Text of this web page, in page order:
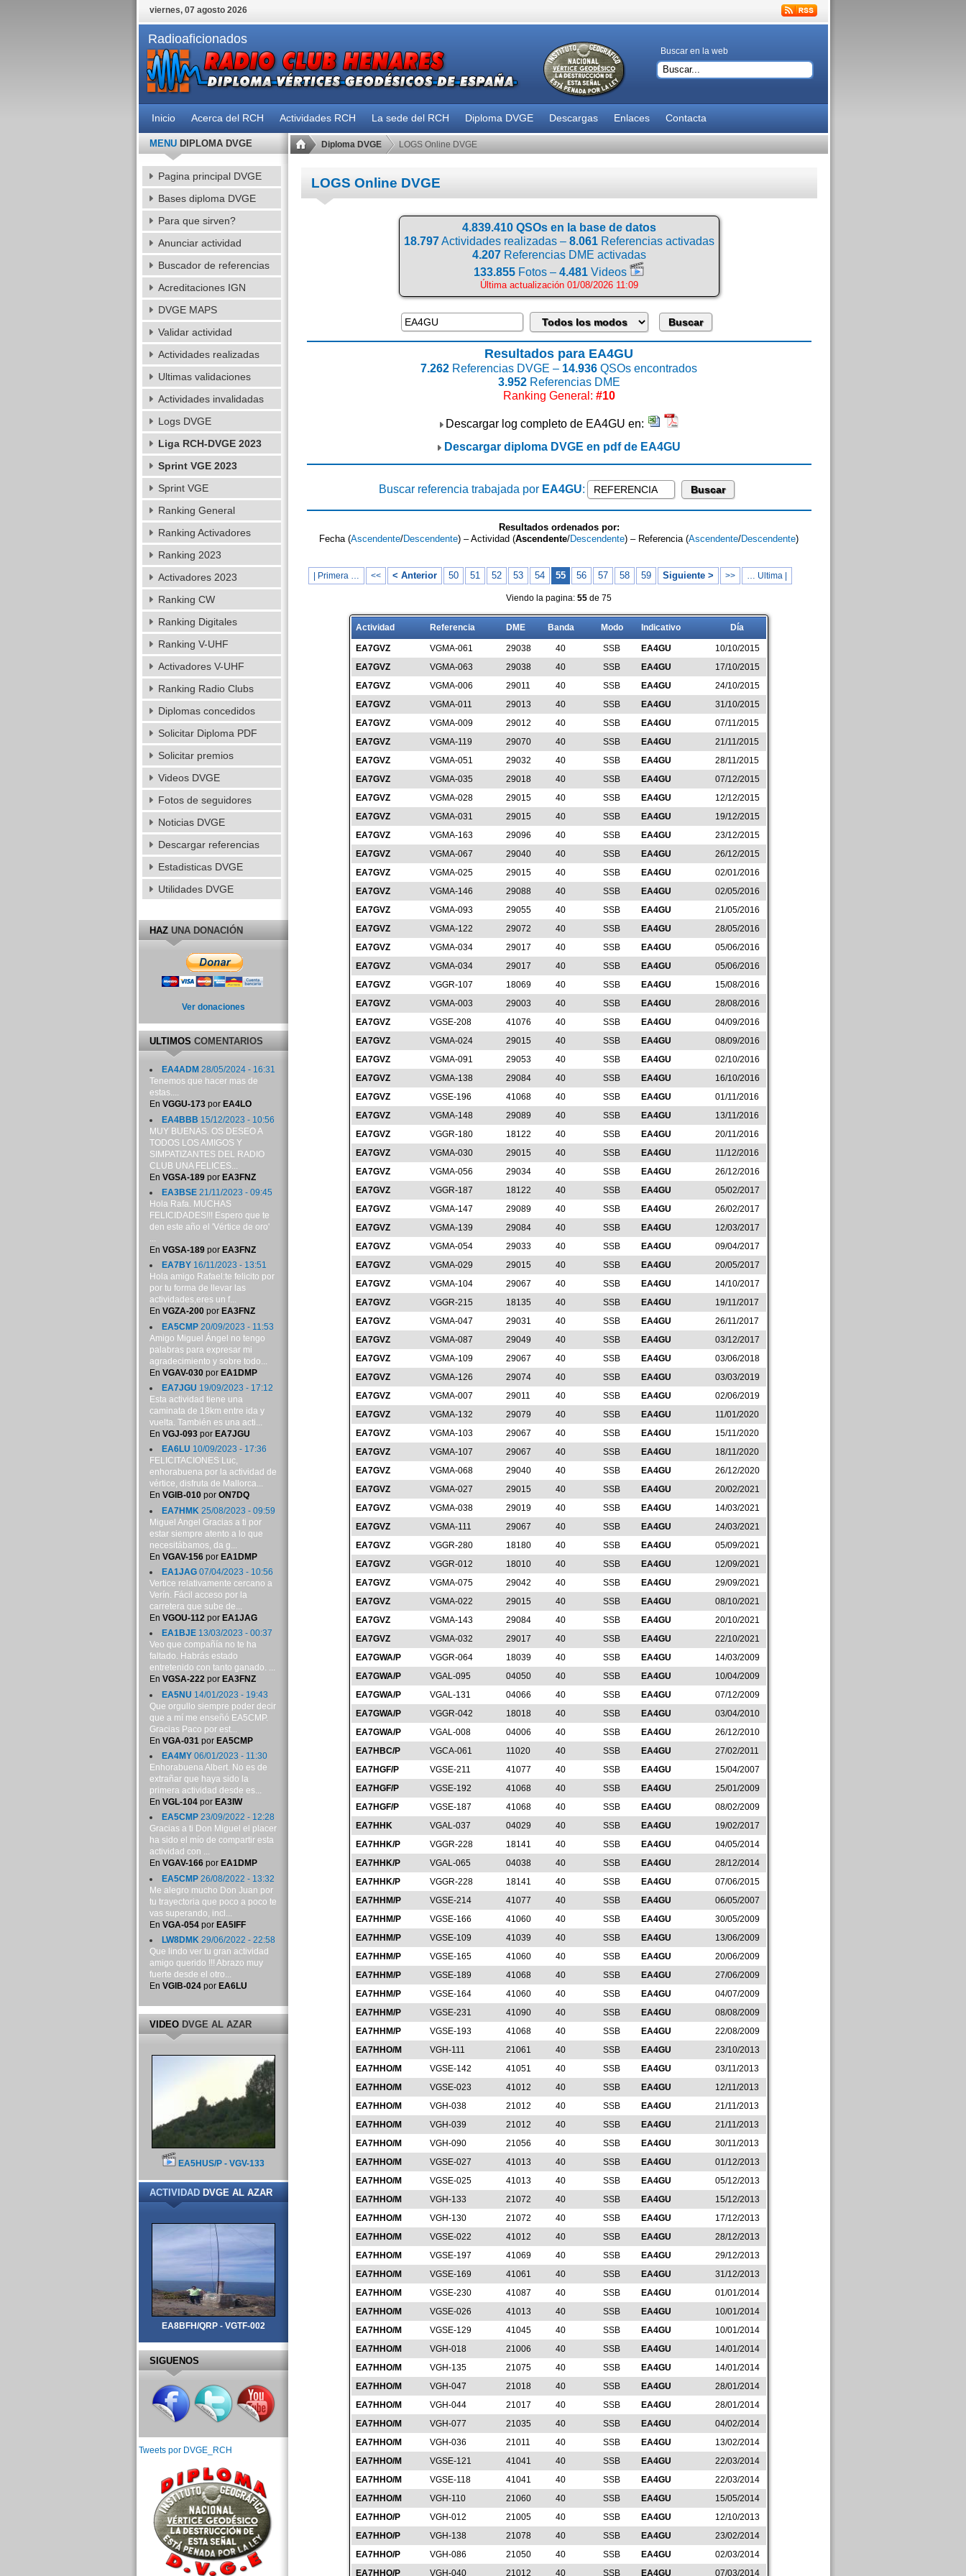
viernes, 07 agosto 2026
Radioaficionados
Buscar en la web
Inicio Acerca del RCH Actividades RCH La sede del RCH Diploma DVGE Descargas Enlaces Contacta
Diploma DVGE LOGS Online DVGE
LOGS Online DVGE
4.839.410 QSOs en la base de datos
18.797Actividades realizadas – 8.061Referencias activadas
4.207Referencias DME activadas
133.855 Fotos – 4.481 Videos
Última actualización 01/08/2026 11:09
Resultados para EA4GU
7.262 Referencias DVGE – 14.936 QSOs encontrados
3.952Referencias DME
Ranking General: #10
Descargar log completo de EA4GU en:
Descargar diploma DVGE en pdf de EA4GU
Buscar referencia trabajada por EA4GU:
Resultados ordenados por:
Fecha (Ascendente/Descendente) – Actividad (Ascendente/Descendente) – Referencia (Ascendente/Descendente)
| Primera … << < Anterior 50 51 52 53 54 55 56 57 58 59 Siguiente > >> … Ultima |
Viendo la pagina: 55 de 75
Actividad Referencia DME Banda Modo Indicativo Día
EA7GVZ VGMA-061 29038 40 SSB EA4GU
10/10/2015
EA7GVZ
VGMA-063 29038 40 SSB EA4GU
17/10/2015
EA7GVZ
VGMA-006 29011 40 SSB EA4GU
24/10/2015
EA7GVZ
VGMA-011 29013 40 SSB EA4GU
31/10/2015
EA7GVZ
VGMA-009 29012 40 SSB EA4GU
07/11/2015
EA7GVZ
VGMA-119 29070 40 SSB EA4GU
21/11/2015
EA7GVZ
VGMA-051 29032 40 SSB EA4GU
28/11/2015
EA7GVZ
VGMA-035 29018 40 SSB EA4GU
07/12/2015
EA7GVZ
VGMA-028 29015 40 SSB EA4GU
12/12/2015
EA7GVZ
VGMA-031 29015 40 SSB EA4GU
19/12/2015
EA7GVZ
VGMA-163 29096 40 SSB EA4GU
23/12/2015
EA7GVZ
VGMA-067 29040 40 SSB EA4GU
26/12/2015
EA7GVZ
VGMA-025 29015 40 SSB EA4GU
02/01/2016
EA7GVZ
VGMA-146 29088 40 SSB EA4GU
02/05/2016
EA7GVZ
VGMA-093 29055 40 SSB EA4GU
21/05/2016
EA7GVZ
VGMA-122 29072 40 SSB EA4GU
28/05/2016
EA7GVZ
VGMA-034 29017 40 SSB EA4GU
05/06/2016
EA7GVZ
VGMA-034 29017 40 SSB EA4GU
05/06/2016
EA7GVZ
VGGR-107 18069 40 SSB EA4GU
15/08/2016
EA7GVZ
VGMA-003 29003 40 SSB EA4GU
28/08/2016
EA7GVZ
VGSE-208 41076 40 SSB EA4GU
04/09/2016
EA7GVZ
VGMA-024 29015 40 SSB EA4GU
08/09/2016
EA7GVZ
VGMA-091 29053 40 SSB EA4GU
02/10/2016
EA7GVZ
VGMA-138 29084 40 SSB EA4GU
16/10/2016
EA7GVZ
VGSE-196 41068 40 SSB EA4GU
01/11/2016
EA7GVZ
VGMA-148 29089 40 SSB EA4GU
13/11/2016
EA7GVZ
VGGR-180 18122 40 SSB EA4GU
20/11/2016
EA7GVZ
VGMA-030 29015 40 SSB EA4GU
11/12/2016
EA7GVZ
VGMA-056 29034 40 SSB EA4GU
26/12/2016
EA7GVZ
VGGR-187 18122 40 SSB EA4GU
05/02/2017
EA7GVZ
VGMA-147 29089 40 SSB EA4GU
26/02/2017
EA7GVZ
VGMA-139 29084 40 SSB EA4GU
12/03/2017
EA7GVZ
VGMA-054 29033 40 SSB EA4GU
09/04/2017
EA7GVZ
VGMA-029 29015 40 SSB EA4GU
20/05/2017
EA7GVZ
VGMA-104 29067 40 SSB EA4GU
14/10/2017
EA7GVZ
VGGR-215 18135 40 SSB EA4GU
19/11/2017
EA7GVZ
VGMA-047 29031 40 SSB EA4GU
26/11/2017
EA7GVZ
VGMA-087 29049 40 SSB EA4GU
03/12/2017
EA7GVZ
VGMA-109 29067 40 SSB EA4GU
03/06/2018
EA7GVZ
VGMA-126 29074 40 SSB EA4GU
03/03/2019
EA7GVZ
VGMA-007 29011 40 SSB EA4GU
02/06/2019
EA7GVZ
VGMA-132 29079 40 SSB EA4GU
11/01/2020
EA7GVZ
VGMA-103 29067 40 SSB EA4GU
15/11/2020
EA7GVZ
VGMA-107 29067 40 SSB EA4GU
18/11/2020
EA7GVZ
VGMA-068 29040 40 SSB EA4GU
26/12/2020
EA7GVZ
VGMA-027 29015 40 SSB EA4GU
20/02/2021
EA7GVZ
VGMA-038 29019 40 SSB EA4GU
14/03/2021
EA7GVZ
VGMA-111 29067 40 SSB EA4GU
24/03/2021
EA7GVZ
VGGR-280 18180 40 SSB EA4GU
05/09/2021
EA7GVZ
VGGR-012 18010 40 SSB EA4GU
12/09/2021
EA7GVZ
VGMA-075 29042 40 SSB EA4GU
29/09/2021
EA7GVZ
VGMA-022 29015 40 SSB EA4GU
08/10/2021
EA7GVZ
VGMA-143 29084 40 SSB EA4GU
20/10/2021
EA7GVZ
VGMA-032 29017 40 SSB EA4GU
22/10/2021
EA7GWA/P
VGGR-064 18039 40 SSB EA4GU
14/03/2009
EA7GWA/P
VGAL-095 04050 40 SSB EA4GU
10/04/2009
EA7GWA/P
VGAL-131 04066 40 SSB EA4GU
07/12/2009
EA7GWA/P
VGGR-042 18018 40 SSB EA4GU
03/04/2010
EA7GWA/P
VGAL-008 04006 40 SSB EA4GU
26/12/2010
EA7HBC/P
VGCA-061 11020 40 SSB EA4GU
27/02/2011
EA7HGF/P
VGSE-211 41077 40 SSB EA4GU
15/04/2007
EA7HGF/P
VGSE-192 41068 40 SSB EA4GU
25/01/2009
EA7HGF/P
VGSE-187 41068 40 SSB EA4GU
08/02/2009
EA7HHK
VGAL-037 04029 40 SSB EA4GU
19/02/2017
EA7HHK/P
VGGR-228 18141 40 SSB EA4GU
04/05/2014
EA7HHK/P
VGAL-065 04038 40 SSB EA4GU
28/12/2014
EA7HHK/P
VGGR-228 18141 40 SSB EA4GU
07/06/2015
EA7HHM/P
VGSE-214 41077 40 SSB EA4GU
06/05/2007
EA7HHM/P
VGSE-166 41060 40 SSB EA4GU
30/05/2009
EA7HHM/P
VGSE-109 41039 40 SSB EA4GU
13/06/2009
EA7HHM/P
VGSE-165 41060 40 SSB EA4GU
20/06/2009
EA7HHM/P
VGSE-189 41068 40 SSB EA4GU
27/06/2009
EA7HHM/P
VGSE-164 41060 40 SSB EA4GU
04/07/2009
EA7HHM/P
VGSE-231 41090 40 SSB EA4GU
08/08/2009
EA7HHM/P
VGSE-193 41068 40 SSB EA4GU
22/08/2009
EA7HHO/M
VGH-111 21061 40 SSB EA4GU
23/10/2013
EA7HHO/M
VGSE-142 41051 40 SSB EA4GU
03/11/2013
EA7HHO/M
VGSE-023 41012 40 SSB EA4GU
12/11/2013
EA7HHO/M
VGH-038 21012 40 SSB EA4GU
21/11/2013
EA7HHO/M
VGH-039 21012 40 SSB EA4GU
21/11/2013
EA7HHO/M
VGH-090 21056 40 SSB EA4GU
30/11/2013
EA7HHO/M
VGSE-027 41013 40 SSB EA4GU
01/12/2013
EA7HHO/M
VGSE-025 41013 40 SSB EA4GU
05/12/2013
EA7HHO/M
VGH-133 21072 40 SSB EA4GU
15/12/2013
EA7HHO/M
VGH-130 21072 40 SSB EA4GU
17/12/2013
EA7HHO/M
VGSE-022 41012 40 SSB EA4GU
28/12/2013
EA7HHO/M
VGSE-197 41069 40 SSB EA4GU
29/12/2013
EA7HHO/M
VGSE-169 41061 40 SSB EA4GU
31/12/2013
EA7HHO/M
VGSE-230 41087 40 SSB EA4GU
01/01/2014
EA7HHO/M
VGSE-026 41013 40 SSB EA4GU
10/01/2014
EA7HHO/M
VGSE-129 41045 40 SSB EA4GU
10/01/2014
EA7HHO/M
VGH-018 21006 40 SSB EA4GU
14/01/2014
EA7HHO/M
VGH-135 21075 40 SSB EA4GU
14/01/2014
EA7HHO/M
VGH-047 21018 40 SSB EA4GU
28/01/2014
EA7HHO/M
VGH-044 21017 40 SSB EA4GU
28/01/2014
EA7HHO/M
VGH-077 21035 40 SSB EA4GU
04/02/2014
EA7HHO/M
VGH-036 21011 40 SSB EA4GU
13/02/2014
EA7HHO/M
VGSE-121 41041 40 SSB EA4GU
22/03/2014
EA7HHO/M
VGSE-118 41041 40 SSB EA4GU
22/03/2014
EA7HHO/M
VGH-110 21060 40 SSB EA4GU
15/05/2014
EA7HHO/P
VGH-012 21005 40 SSB EA4GU
12/10/2013
EA7HHO/P
VGH-138 21078 40 SSB EA4GU
23/02/2014
EA7HHO/P
VGH-086 21050 40 SSB EA4GU
02/03/2014
EA7HHO/P
VGH-040 21012 40 SSB EA4GU 07/03/2014
MENUDIPLOMA DVGE
Pagina principal DVGE
Bases diploma DVGE
Para que sirven?
Anunciar actividad
Buscador de referencias
Acreditaciones IGN
DVGE MAPS
Validar actividad
Actividades realizadas
Ultimas validaciones
Actividades invalidadas
Logs DVGE
Liga RCH-DVGE 2023
Sprint VGE 2023
Sprint VGE
Ranking General
Ranking Activadores
Ranking 2023
Activadores 2023
Ranking CW
Ranking Digitales
Ranking V-UHF
Activadores V-UHF
Ranking Radio Clubs
Diplomas concedidos
Solicitar Diploma PDF
Solicitar premios
Videos DVGE
Fotos de seguidores
Noticias DVGE
Descargar referencias
Estadisticas DVGE
Utilidades DVGE
HAZUNA DONACIÓN
Ver donaciones
ULTIMOSCOMENTARIOS
EA4ADM 28/05/2024 - 16:31
Tenemos que hacer mas de
estas....
En VGGU-173por EA4LO
EA4BBB 15/12/2023 - 10:56
MUY BUENAS. OS DESEO A
TODOS LOS AMIGOS Y
SIMPATIZANTES DEL RADIO
CLUB UNA FELICES...
En VGSA-189por EA3FNZ
EA3BSE21/11/2023 - 09:45
Hola Rafa. MUCHAS
FELICIDADES!!! Espero que te
den este año el 'Vértice de oro'
...
En VGSA-189por EA3FNZ
EA7BY16/11/2023 - 13:51
Hola amigo Rafael:te felicito por
por tu forma de llevar las
actividades,eres un f...
En VGZA-200por EA3FNZ
EA5CMP20/09/2023 - 11:53
Amigo Miguel Ángel no tengo
palabras para expresar mi
agradecimiento y sobre todo...
En VGAV-030por EA1DMP
EA7JGU 19/09/2023 - 17:12
Esta actividad tiene una
caminata de 18km entre ida y
vuelta. También es una acti...
En VGJ-093por EA7JGU
EA6LU 10/09/2023 - 17:36
FELICITACIONES Luc,
enhorabuena por la actividad de
vértice, disfruta de Mallorca...
En VGIB-010por ON7DQ
EA7HMK 25/08/2023 - 09:59
Miguel Angel Gracias a ti por
estar siempre atento a lo que
necesitábamos, da g...
En VGAV-156por EA1DMP
EA1JAG07/04/2023 - 10:56
Vertice relativamente cercano a
Verín. Fácil acceso por la
carretera que sube de...
En VGOU-112por EA1JAG
EA1BJE13/03/2023 - 00:37
Veo que compañía no te ha
faltado. Habrás estado
entretenido con tanto ganado. ...
En VGSA-222por EA3FNZ
EA5NU 14/01/2023 - 19:43
Que orgullo siempre poder decir
que a mí me enseñó EA5CMP.
Gracias Paco por est...
En VGA-031 por EA5CMP
EA4MY06/01/2023 - 11:30
Enhorabuena Albert. No es de
extrañar que haya sido la
primera actividad desde es...
En VGL-104por EA3IW
EA5CMP23/09/2022 - 12:28
Gracias a ti Don Miguel el placer
ha sido el mío de compartir esta
actividad con ...
En VGAV-166por EA1DMP
EA5CMP26/08/2022 - 13:32
Me alegro mucho Don Juan por
tu trayectoria que poco a poco te
vas superando, incl...
En VGA-054por EA5IFF
LW8DMK29/06/2022 - 22:58
Que lindo ver tu gran actividad
amigo querido !!! Abrazo muy
fuerte desde el otro...
En VGIB-024por EA6LU
VIDEODVGE AL AZAR
EA5HUS/P - VGV-133
ACTIVIDADDVGE AL AZAR
EA8BFH/QRP - VGTF-002
SIGUENOS
Tweets por DVGE_RCH